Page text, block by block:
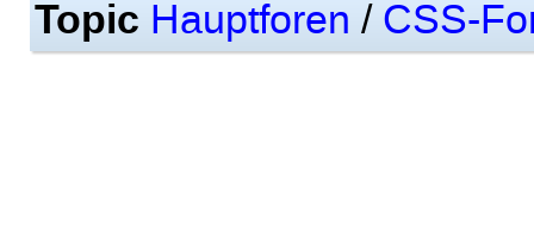
Topic Hauptforen / CSS-